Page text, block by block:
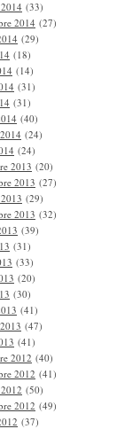
(33)
2014 (27)
(29)
(18)
(14)
(31)
(31)
(40)
(24)
(24)
2013 (20)
2013 (27)
(29)
2013 (32)
(39)
(31)
(33)
(20)
(30)
(41)
(47)
(41)
2012 (40)
2012 (41)
(50)
2012 (49)
(37)